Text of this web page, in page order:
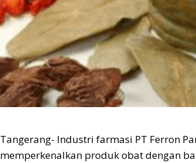
Tangerang- Industri farmasi PT Ferron
memperkenalkan produk obat dengan